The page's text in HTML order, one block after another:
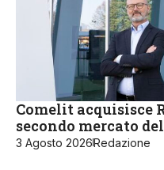
Comelit acquisisce
secondo mercato
3 Agosto 2026Redazione